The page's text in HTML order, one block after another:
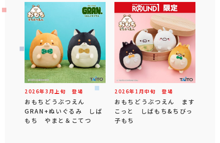
2026年3 月 上旬 登場
おもちどうぶつえん
GRAN+ぬいぐるみ しば
もち やまと＆こてつ
2026年 1 月中旬 登場
おもちどうぶつえん ます
こっと しばもち&ちびっ
子もち